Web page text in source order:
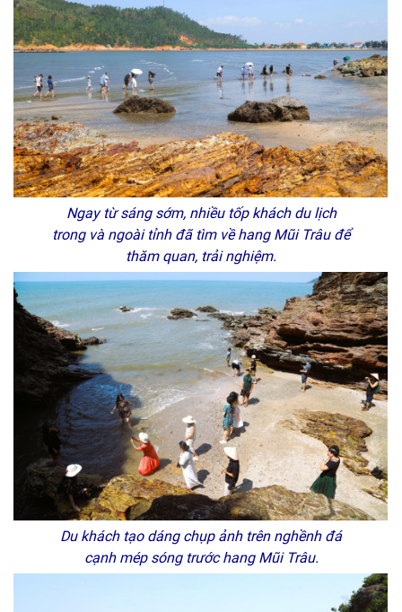
Ngay từ sáng sớm, nhiều tốp khách du lịch
trong và ngoài tỉnh đã tìm về hang Mũi Trâu để
thăm quan, trải nghiệm.
Du khách tạo dáng chụp ảnh trên nghềnh đá
cạnh mép sóng trước hang Mũi Trâu.